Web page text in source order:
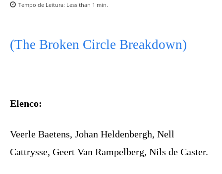
Tempo de Leitura: Less than 1 min.
(The Broken Circle Breakdown)
Elenco:
Veerle Baetens, Johan Heldenbergh, Nell
Cattrysse, Geert Van Rampelberg, Nils de Caster.